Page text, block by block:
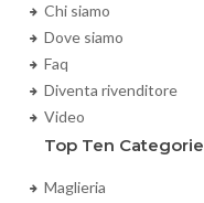
Chi siamo
Dove siamo
Faq
Diventa rivenditore
Video
Top Ten Categorie
Maglieria